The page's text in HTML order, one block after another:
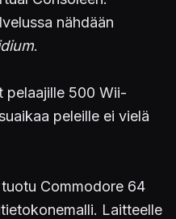
nähdään
.
pelaajille 500 Wii-
peleille ei vielä
Commodore 64
Laitteelle